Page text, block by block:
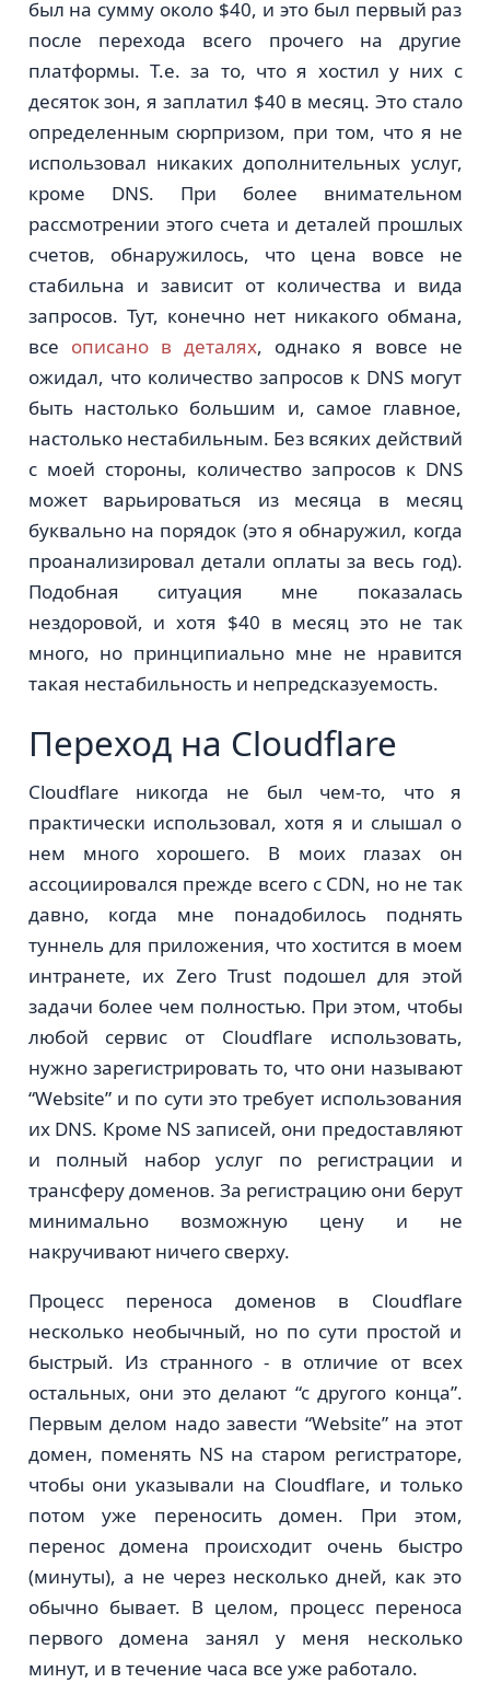
был на сумму около $40, и это был первый раз
после перехода всего прочего на другие
платформы. Т.е. за то, что я хостил у них с
десяток зон, я заплатил $40 в месяц. Это стало
определенным сюрпризом, при том, что я не
использовал никаких дополнительных услуг,
кроме DNS. При более внимательном
рассмотрении этого счета и деталей прошлых
счетов, обнаружилось, что цена вовсе не
стабильна и зависит от количества и вида
запросов. Тут, конечно нет никакого обмана,
все описано в деталях, однако я вовсе не
ожидал, что количество запросов к DNS могут
быть настолько большим и, самое главное,
настолько нестабильным. Без всяких действий
с моей стороны, количество запросов к DNS
может варьироваться из месяца в месяц
буквально на порядок (это я обнаружил, когда
проанализировал детали оплаты за весь год).
Подобная ситуация мне показалась
нездоровой, и хотя $40 в месяц это не так
много, но принципиально мне не нравится
такая нестабильность и непредсказуемость.
Переход на Cloudflare
Cloudflare никогда не был чем-то, что я
практически использовал, хотя я и слышал о
нем много хорошего. В моих глазах он
ассоциировался прежде всего с CDN, но не так
давно, когда мне понадобилось поднять
туннель для приложения, что хостится в моем
интранете, их Zero Trust подошел для этой
задачи более чем полностью. При этом, чтобы
любой сервис от Cloudflare использовать,
нужно зарегистрировать то, что они называют
“Website” и по сути это требует использования
их DNS. Кроме NS записей, они предоставляют
и полный набор услуг по регистрации и
трансферу доменов. За регистрацию они берут
минимально возможную цену и не
накручивают ничего сверху.
Процесс переноса доменов в Cloudflare
несколько необычный, но по сути простой и
быстрый. Из странного - в отличие от всех
остальных, они это делают “с другого конца”.
Первым делом надо завести “Website” на этот
домен, поменять NS на старом регистраторе,
чтобы они указывали на Cloudflare, и только
потом уже переносить домен. При этом,
перенос домена происходит очень быстро
(минуты), а не через несколько дней, как это
обычно бывает. В целом, процесс переноса
первого домена занял у меня несколько
минут, и в течение часа все уже работало.